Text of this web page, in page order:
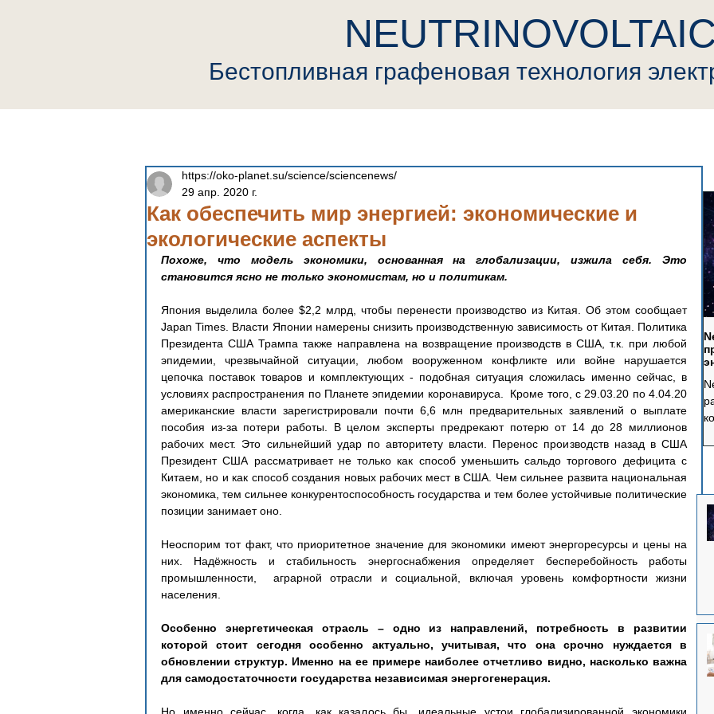
NEUTRINOVOLTAIC
Бестопливная графеновая технология
Как обеспечить мир энергией: экономические и
экологические аспекты
https://oko-planet.su/science/sciencenews/
29 апр. 2020 г.
Похоже, что модель экономики, основанная на глобализации, изжила себя. Это
становится ясно не только экономистам, но и политикам.
Япония выделила более $2,2 млрд, чтобы перенести производство из Китая. Об этом сообщает
Japan Times. Власти Японии намерены снизить производственную зависимость от Китая. Политика
Президента США Трампа также направлена на возвращение производств в США, т.к. при любой
эпидемии, чрезвычайной ситуации, любом вооруженном конфликте или войне нарушается
цепочка поставок товаров и комплектующих - подобная ситуация сложилась именно сейчас, в
условиях распространения по Планете эпидемии коронавируса.  Кроме того, с 29.03.20 по 4.04.20
американские власти зарегистрировали почти 6,6 млн предварительных заявлений о выплате
пособия из-за потери работы. В целом эксперты предрекают потерю от 14 до 28 миллионов
рабочих мест. Это сильнейший удар по авторитету власти. Перенос производств назад в США
Президент США рассматривает не только как способ уменьшить сальдо торгового дефицита с
Китаем, но и как способ создания новых рабочих мест в США. Чем сильнее развита национальная
экономика, тем сильнее конкурентоспособность государства и тем более устойчивые политические
позиции занимает оно.
Неоспорим тот факт, что приоритетное значение для экономики имеют энергоресурсы и цены на
них. Надёжность и стабильность энергоснабжения определяет бесперебойность работы
промышленности,  аграрной отрасли и социальной, включая уровень комфортности жизни
населения.
Особенно энергетическая отрасль – одно из направлений, потребность в развитии
которой стоит сегодня особенно актуально, учитывая, что она срочно нуждается в
обновлении структур. Именно на ее примере наиболее отчетливо видно, насколько важна
для самодостаточности государства независимая энергогенерация.